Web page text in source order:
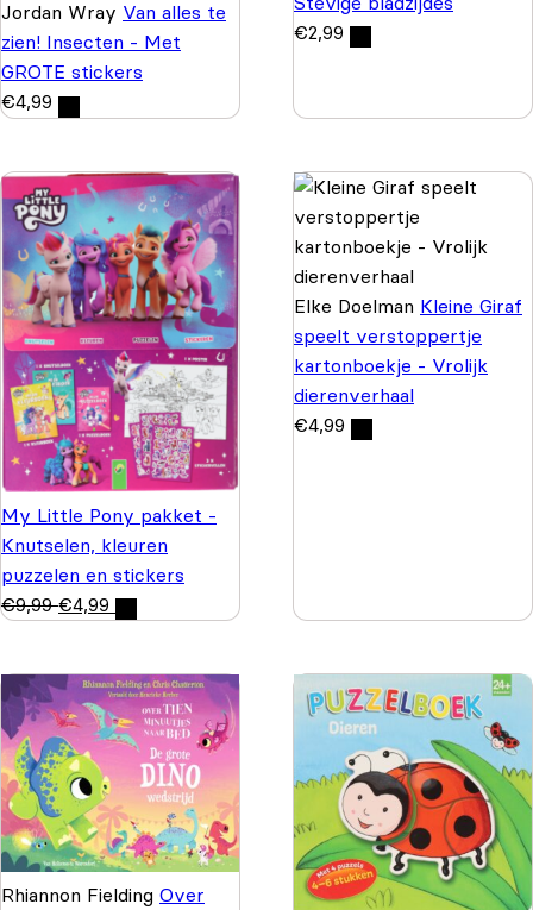
Jordan Wray Van alles te
zien! Insecten - Met
GROTE stickers
€4,99
€2,99
My Little Pony pakket -
Knutselen, kleuren
puzzelen en stickers
€9,99 €4,99
Elke Doelman Kleine Giraf
speelt verstoppertje
kartonboekje - Vrolijk
dierenverhaal
€4,99
Rhiannon Fielding Over